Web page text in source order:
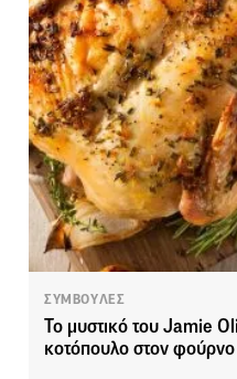
ΣΥΜΒΟΥΛΕΣ
Το μυστικό του Jamie
κοτόπουλο στον φούρνο